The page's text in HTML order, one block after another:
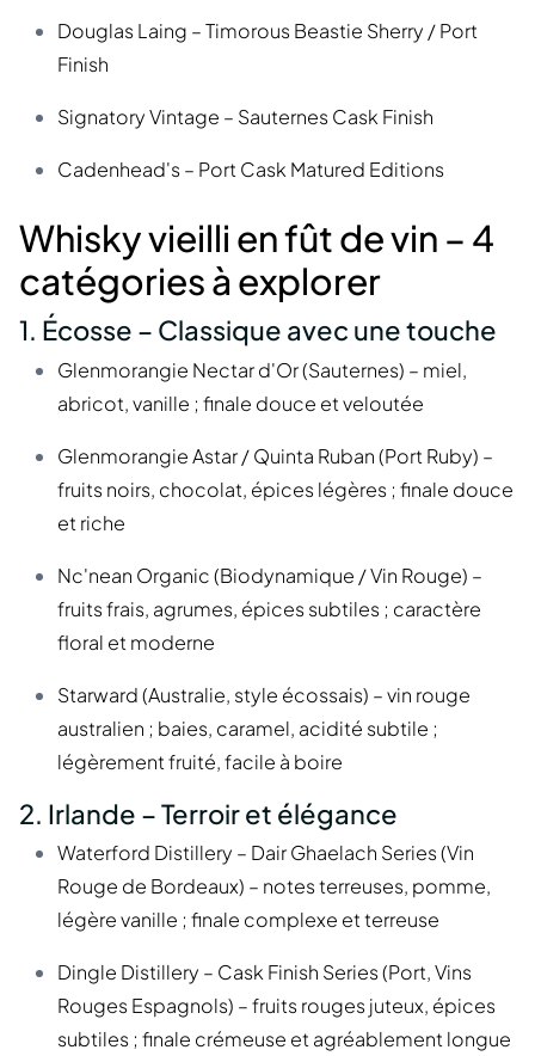
Douglas Laing – Timorous Beastie Sherry / Port
Finish
Signatory Vintage – Sauternes Cask Finish
Cadenhead's – Port Cask Matured Editions
Whisky vieilli en fût de vin – 4
catégories à explorer
1. Écosse – Classique avec une touche
Glenmorangie Nectar d'Or (Sauternes) – miel,
abricot, vanille ; finale douce et veloutée
Glenmorangie Astar / Quinta Ruban (Port Ruby) –
fruits noirs, chocolat, épices légères ; finale douce
et riche
Nc'nean Organic (Biodynamique / Vin Rouge) –
fruits frais, agrumes, épices subtiles ; caractère
floral et moderne
Starward (Australie, style écossais) – vin rouge
australien ; baies, caramel, acidité subtile ;
légèrement fruité, facile à boire
2. Irlande – Terroir et élégance
Waterford Distillery – Dair Ghaelach Series (Vin
Rouge de Bordeaux) – notes terreuses, pomme,
légère vanille ; finale complexe et terreuse
Dingle Distillery – Cask Finish Series (Port, Vins
Rouges Espagnols) – fruits rouges juteux, épices
subtiles ; finale crémeuse et agréablement longue